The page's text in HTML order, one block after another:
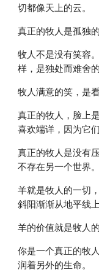
切都像天上的云。
真正的牧人是孤独的
牧人不是没有笑容
样，是独处而难舍的
牧人满意的笑，是
真正的牧人，脸上
喜欢端详，因为它
真正的牧人是没有
不存在另一个世界。
羊就是牧人的一切
斜阳渐渐从地平线
羊的价值就是牧人的
你是一个真正的牧
润着另外的生命。